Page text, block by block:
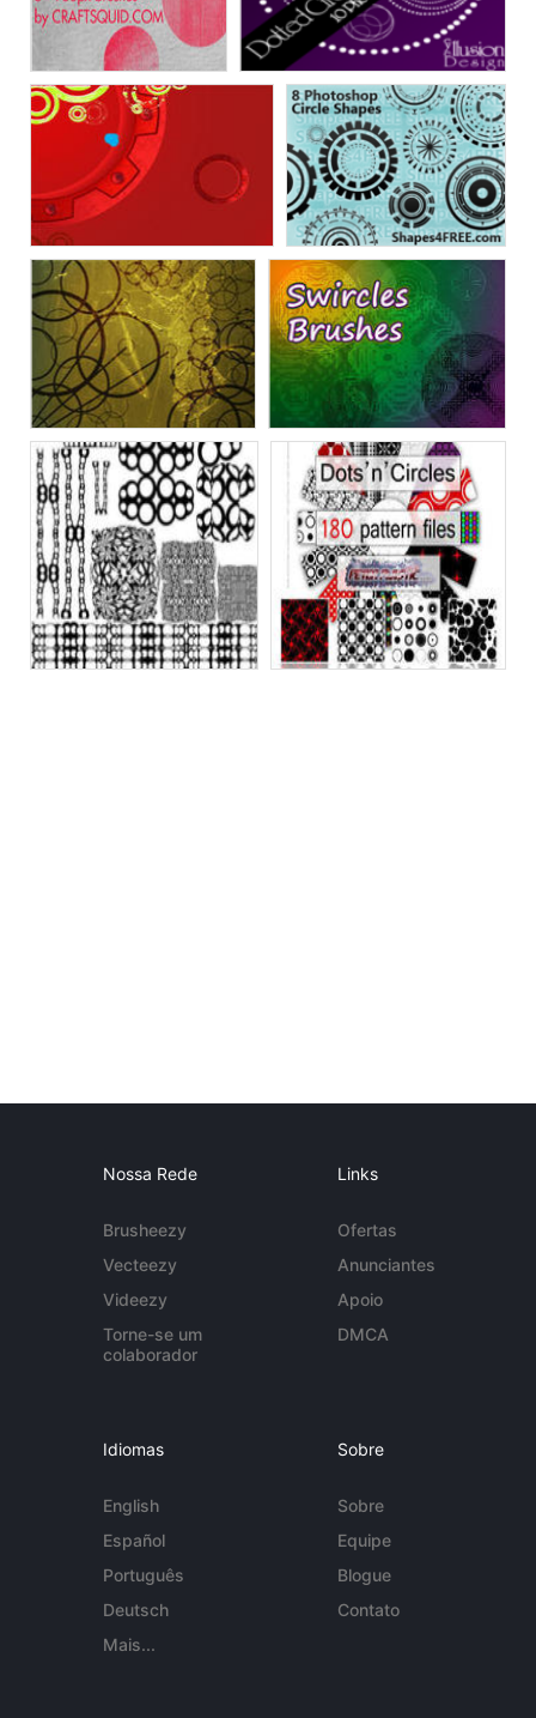
Nossa Rede
Brusheezy
Vecteezy
Videezy
Torne-se um
colaborador
Links
Ofertas
Anunciantes
Apoio
DMCA
Idiomas
English
Español
Português
Deutsch
Mais...
Sobre
Sobre
Equipe
Blogue
Contato